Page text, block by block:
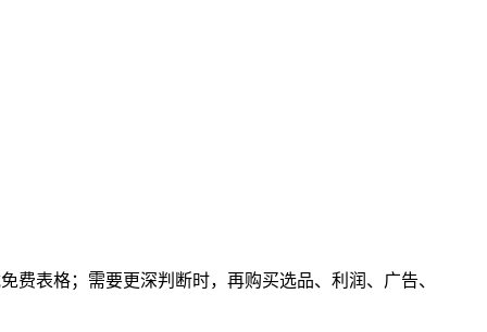
费表格；需要更深判断时，再购买选品、利润、广告、